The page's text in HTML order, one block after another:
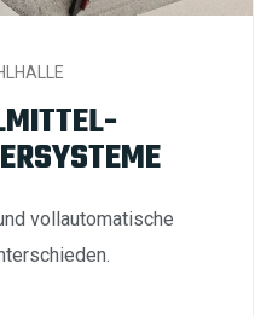
vollautomatische